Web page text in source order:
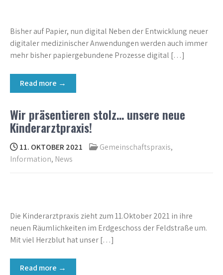
Bisher auf Papier, nun digital Neben der Entwicklung neuer
digitaler medizinischer Anwendungen werden auch immer
mehr bisher papiergebundene Prozesse digital […]
Read more →
Wir präsentieren stolz… unsere neue
Kinderarztpraxis!
11. OKTOBER 2021 Gemeinschaftspraxis,
Information, News
Die Kinderarztpraxis zieht zum 11.Oktober 2021 in ihre
neuen Räumlichkeiten im Erdgeschoss der Feldstraße um.
Mit viel Herzblut hat unser […]
Read more →